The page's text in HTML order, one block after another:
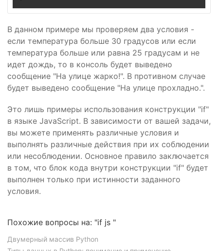
В данном примере мы проверяем два условия -
если температура больше 30 градусов или если
температура больше или равна 25 градусам и не
идет дождь, то в консоль будет выведено
сообщение "На улице жарко!". В противном случае
будет выведено сообщение "На улице прохладно.".
Это лишь примеры использования конструкции "if"
в языке JavaScript. В зависимости от вашей задачи,
вы можете применять различные условия и
выполнять различные действия при их соблюдении
или несоблюдении. Основное правило заключается
в том, что блок кода внутри конструкции "if" будет
выполнен только при истинности заданного
условия.
Похожие вопросы на: "if js "
Двумерный массив Python